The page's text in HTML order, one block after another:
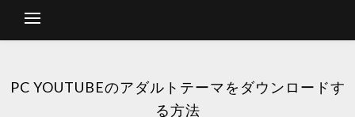
PC YOUTUBEのアダルトテーマをダウンロードす
る方法